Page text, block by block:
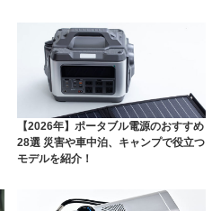
【2026年】ポータブル電源のおすすめ
28選 災害や車中泊、キャンプで役立つ
モデルを紹介！